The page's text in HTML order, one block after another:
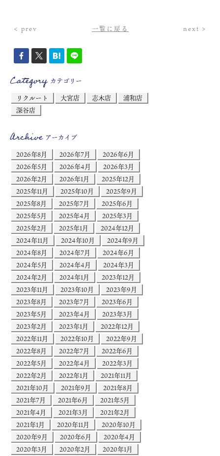
< prev 一覧に戻る next >
Categoryカテゴリー
リクルート
大宮店 志木店
浦和店
深谷店
Archiveアーカイブ
2026年8月
2026年7月
2026年6月
2026年5月
2026年4月
2026年3月
2026年2月
2026年1月
2025年12月
2025年11月
2025年10月
2025年9月
2025年8月
2025年7月
2025年6月
2025年5月
2025年4月
2025年3月
2025年2月
2025年1月
2024年12月
2024年11月
2024年10月
2024年9月
2024年8月
2024年7月
2024年6月
2024年5月
2024年4月
2024年3月
2024年2月
2024年1月
2023年12月
2023年11月
2023年10月
2023年9月
2023年8月
2023年7月
2023年6月
2023年5月
2023年4月
2023年3月
2023年2月
2023年1月
2022年12月
2022年11月
2022年10月
2022年9月
2022年8月
2022年7月
2022年6月
2022年5月
2022年4月
2022年3月
2022年2月
2022年1月
2021年11月
2021年10月
2021年9月
2021年8月
2021年7月
2021年6月
2021年5月
2021年4月
2021年3月
2021年2月
2021年1月
2020年11月
2020年10月
2020年9月
2020年6月
2020年4月
2020年3月
2020年2月 2020年1月